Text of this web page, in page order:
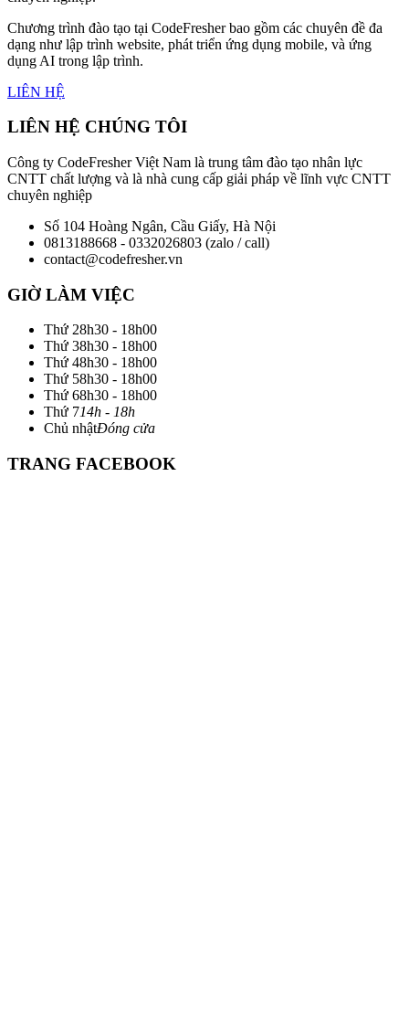
Chương trình đào tạo tại CodeFresher bao gồm các chuyên đề đa
dạng như lập trình website, phát triển ứng dụng mobile, và ứng
dụng AI trong lập trình.
LIÊN HỆ
LIÊN HỆ CHÚNG TÔI
Công ty CodeFresher Việt Nam là trung tâm đào tạo nhân lực
CNTT chất lượng và là nhà cung cấp giải pháp về lĩnh vực CNTT
chuyên nghiệp
Số 104 Hoàng Ngân, Cầu Giấy, Hà Nội
0813188668 - 0332026803 (zalo / call)
contact@codefresher.vn
GIỜ LÀM VIỆC
Thứ 28h30 - 18h00
Thứ 38h30 - 18h00
Thứ 48h30 - 18h00
Thứ 58h30 - 18h00
Thứ 68h30 - 18h00
Thứ 714h - 18h
Chủ nhậtĐóng cửa
TRANG FACEBOOK